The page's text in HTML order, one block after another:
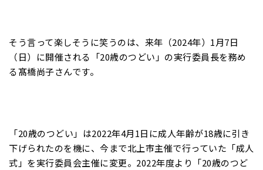
そう言って楽しそうに笑うのは、来年（2024年）1月7日
（日）に開催される「20歳のつどい」の実行委員長を務め
る髙橋尚子さんです。
「20歳のつどい」は2022年4月1日に成人年齢が18歳に引き
下げられたのを機に、今まで北上市主催で行っていた「成人
式」を実行委員会主催に変更。2022年度より「20歳のつど